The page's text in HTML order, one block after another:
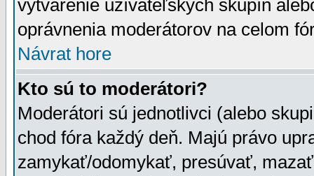
vytvárenie užívateľských skupín
oprávnenia moderátorov na celom
Návrat hore
Kto sú to moderátori?
Moderátori sú jednotlivci (alebo
chod fóra každý deň. Majú právo
zamykať/odomykať, presúvať,